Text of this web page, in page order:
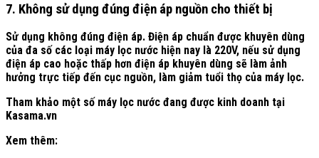
7. Không sử dụng đúng điện áp nguồn cho thiết bị
Sử dụng không đúng điện áp. Điện áp chuẩn được khuyên dùng
của đa số các loại máy lọc nước hiện nay là 220V, nếu sử dụng
điện áp cao hoặc thấp hơn điện áp khuyên dùng sẽ làm ảnh
hưởng trực tiếp đến cục nguồn, làm giảm tuổi thọ của máy lọc.
Tham khảo một số máy lọc nước đang được kinh doanh tại
Kasama.vn
Xem thêm: